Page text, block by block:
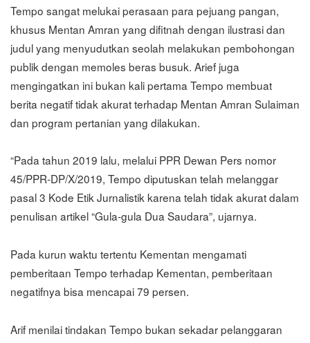
Tempo sangat melukai perasaan para pejuang pangan,
khusus Mentan Amran yang difitnah dengan ilustrasi dan
judul yang menyudutkan seolah melakukan pembohongan
publik dengan memoles beras busuk. Arief juga
mengingatkan ini bukan kali pertama Tempo membuat
berita negatif tidak akurat terhadap Mentan Amran Sulaiman
dan program pertanian yang dilakukan.
“Pada tahun 2019 lalu, melalui PPR Dewan Pers nomor
45/PPR-DP/X/2019, Tempo diputuskan telah melanggar
pasal 3 Kode Etik Jurnalistik karena telah tidak akurat dalam
penulisan artikel “Gula-gula Dua Saudara”, ujarnya.
Pada kurun waktu tertentu Kementan mengamati
pemberitaan Tempo terhadap Kementan, pemberitaan
negatifnya bisa mencapai 79 persen.
Arif menilai tindakan Tempo bukan sekadar pelanggaran